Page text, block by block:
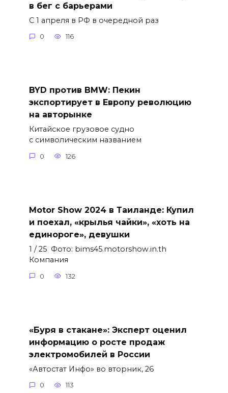
в бег с барьерами
С 1 апреля в РФ в очередной раз
0 116
BYD против BMW: Пекин
экспортирует в Европу революцию
на авторынке
Китайское грузовое судно
с символическим названием
0 126
Motor Show 2024 в Таиланде: Купил
и поехал, «крылья чайки», «хоть на
единороге», девушки
1 / 25 Фото: bims45.motorshow.in.th
Компания
0 132
«Буря в стакане»: Эксперт оценил
информацию о росте продаж
электромобилей в России
«Автостат Инфо» во вторник, 26
0 113